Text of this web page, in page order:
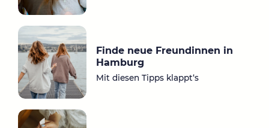
Finde neue Freundinnen in
Hamburg
Mit diesen Tipps klappt‘s